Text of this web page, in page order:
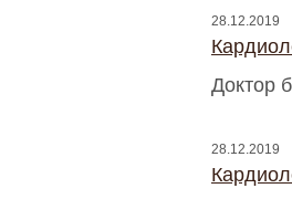
28.12.2019
Доктор
28.12.2019